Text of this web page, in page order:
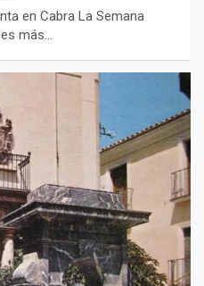
en Cabra La Semana
más…